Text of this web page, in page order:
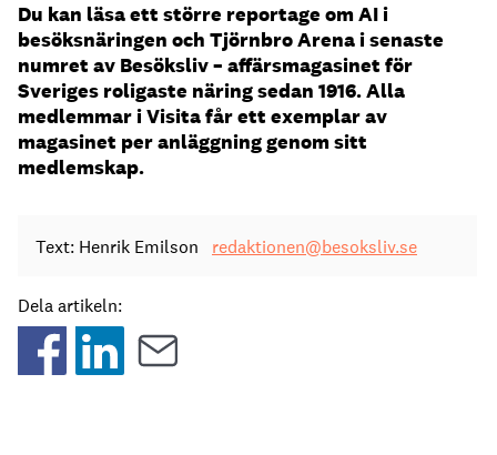
Du kan läsa ett större reportage om AI i
besöksnäringen och Tjörnbro Arena i senaste
numret av Besöksliv – affärsmagasinet för
Sveriges roligaste näring sedan 1916. Alla
medlemmar i Visita får ett exemplar av
magasinet per anläggning genom sitt
medlemskap.
Text: Henrik Emilson redaktionen@besoksliv.se
Dela artikeln: